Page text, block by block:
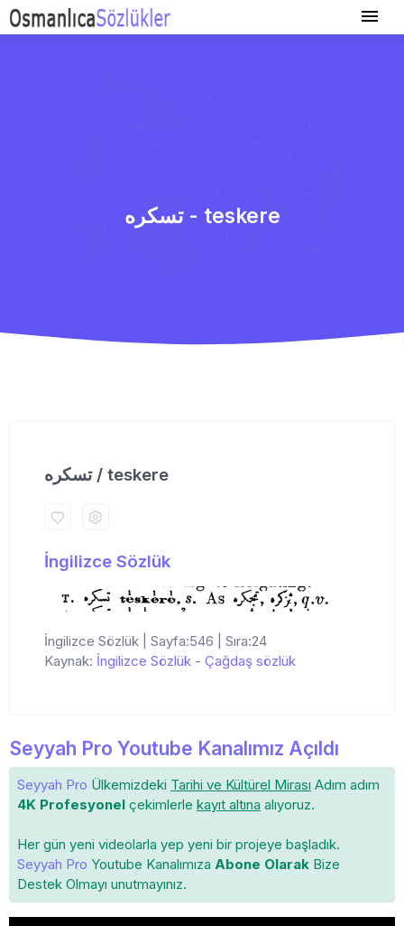
تسكره - teskere
تسكره / teskere
İngilizce Sözlük
İngilizce Sözlük | Sayfa:546 | Sıra:24
Kaynak: İngilizce Sözlük - Çağdaş sözlük
Seyyah Pro Youtube Kanalımız Açıldı
Seyyah Pro Ülkemizdeki Tarihi ve Kültürel Mirası Adım adım
4K Profesyonel çekimlerle kayıt altına alıyoruz.
Her gün yeni videolarla yep yeni bir projeye başladık.
Seyyah Pro Youtube Kanalımıza Abone Olarak Bize
Destek Olmayı unutmayınız.